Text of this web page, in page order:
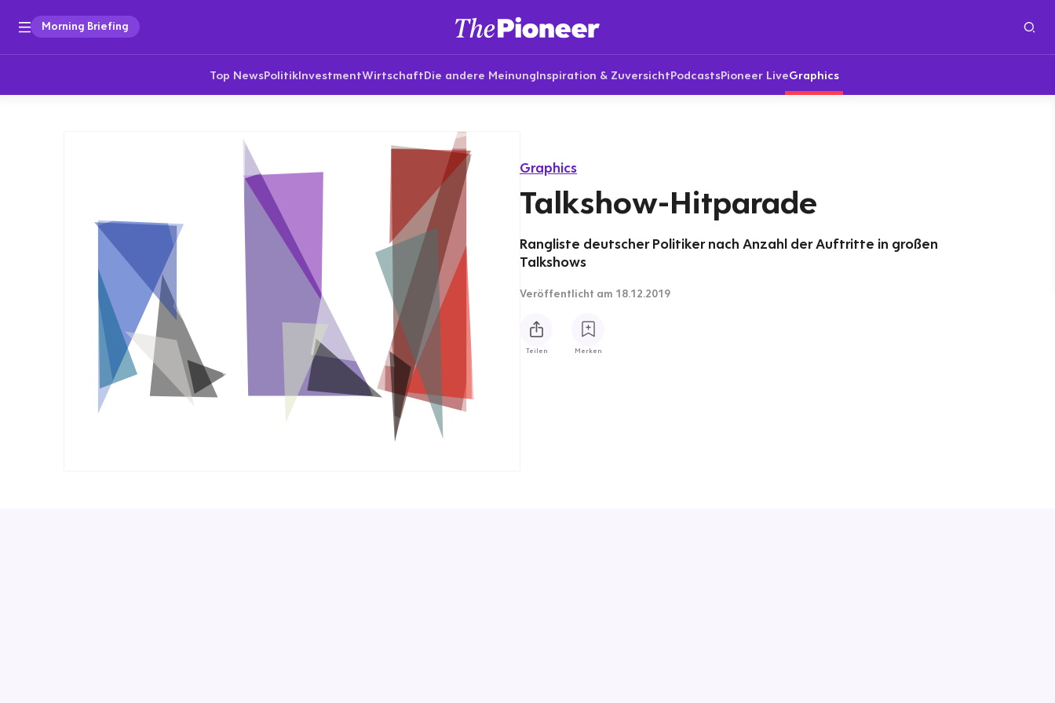
Morning Briefing
Top NewsPolitikInvestmentWirtschaftDie andere MeinungInspiration & ZuversichtPodcastsPioneer LiveGraphics
Graphics
Talkshow-Hitparade
Rangliste deutscher Politiker nach Anzahl der Auftritte in großen
Talkshows
Veröffentlicht am 18.12.2019
Teilen Merken